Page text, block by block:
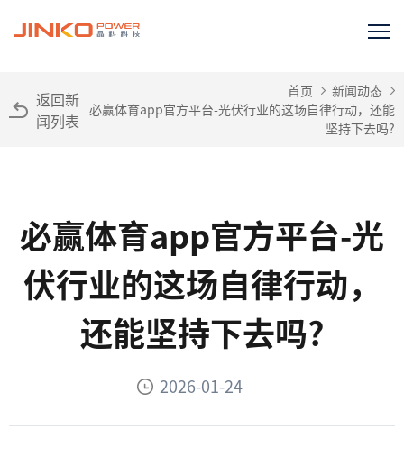
返回新
闻列表
首页
新闻动态
必赢体育app官方平台-光伏行业的这场自律行动，还能
坚持下去吗?
必赢体育app官方平台-光
伏行业的这场自律行动，
还能坚持下去吗?
2026-01-24